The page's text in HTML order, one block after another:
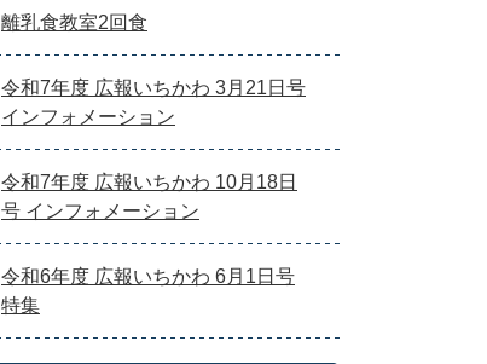
離乳食教室2回食
令和7年度 広報いちかわ 3月21日号
インフォメーション
令和7年度 広報いちかわ 10月18日
号 インフォメーション
令和6年度 広報いちかわ 6月1日号
特集